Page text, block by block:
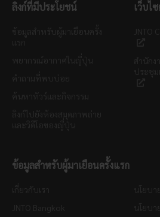
ลิงก์ที่มีประโยชน์ เว็บไ
ข้อมูลสำหรับผู้มาเยือนครั้งแรก